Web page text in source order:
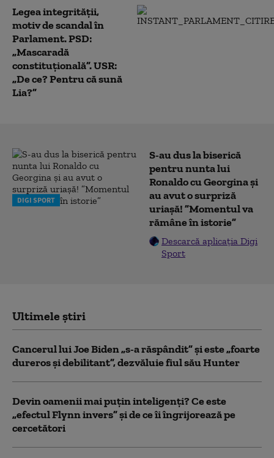
Legea integrității,
motiv de scandal în
Parlament. PSD:
„Mascaradă
constituțională”. USR:
„De ce? Pentru că sună
Lia?”
DIGI SPORT
S-au dus la biserică
pentru nunta lui
Ronaldo cu Georgina și
au avut o surpriză
uriașă! ”Momentul va
rămâne în istorie”
Descarcă aplicația Digi
Sport
Ultimele știri
Cancerul lui Joe Biden „s-a răspândit” şi este „foarte
dureros și debilitant”, dezvăluie fiul său Hunter
Devin oamenii mai puțin inteligenți? Ce este
„efectul Flynn invers” și de ce îi îngrijorează pe
cercetători